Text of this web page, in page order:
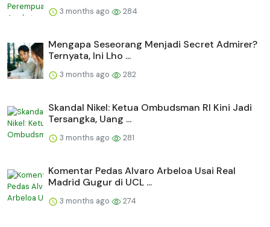
3 months ago 284
Mengapa Seseorang Menjadi Secret Admirer?
Ternyata, Ini Lho ...
3 months ago 282
Skandal Nikel: Ketua Ombudsman RI Kini Jadi
Tersangka, Uang ...
3 months ago 281
Komentar Pedas Alvaro Arbeloa Usai Real
Madrid Gugur di UCL ...
3 months ago 274